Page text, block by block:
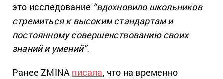
это исследование “вдохновило школьников
стремиться к высоким стандартам и
постоянному совершенствованию своих
знаний и умений”.
Ранее ZMINA писала, что на временно